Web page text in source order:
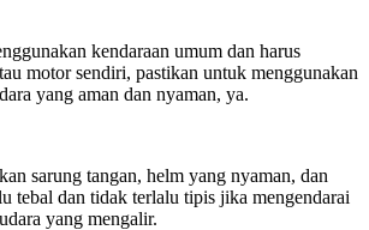
kendaraan umum dan harus
motor sendiri, pastikan untuk menggunakan
yang aman dan nyaman, ya.
sarung tangan, helm yang nyaman, dan
tebal dan tidak terlalu tipis jika mengendarai
yang mengalir.